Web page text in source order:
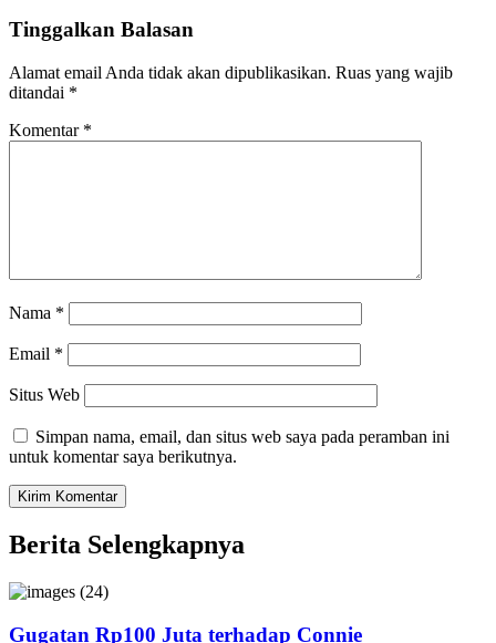
Tinggalkan Balasan
Alamat email Anda tidak akan dipublikasikan. Ruas yang wajib
ditandai *
Komentar *
Nama *
Email *
Situs Web
Simpan nama, email, dan situs web saya pada peramban ini
untuk komentar saya berikutnya.
Berita Selengkapnya
Gugatan Rp100 Juta terhadap Connie